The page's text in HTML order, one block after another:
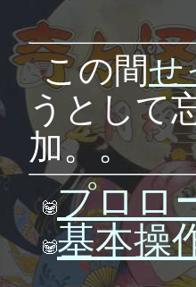
この間せ
うとして
加。。
プロロ
基本操